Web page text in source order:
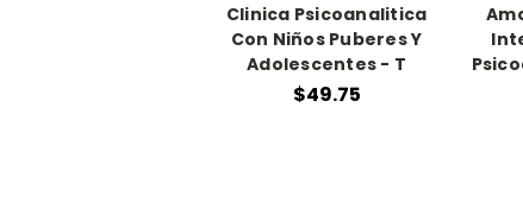
Clinica Psicoanalitica
Con Niños Puberes Y
Adolescentes - T
$49.75